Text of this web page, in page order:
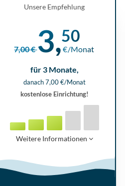
Unsere Empfehlung
7,00 €3,50
€/Monat
für 3 Monate,
danach 7,00 €/Monat
kostenlose Einrichtung!
Weitere Informationen